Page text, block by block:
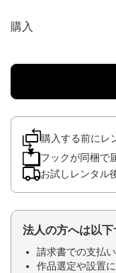
購入
購入する前にレ
フックが同梱で
お試しレンタル
法人の方へは以
請求書での支払い
作品選定や設置